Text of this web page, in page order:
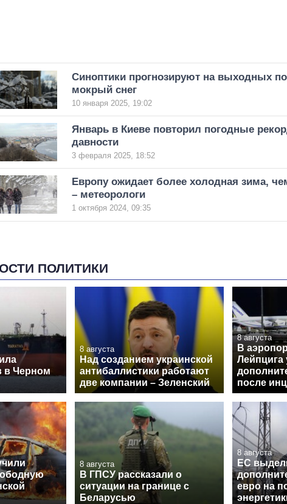
Синоптики прогнозируют на выходных
мокрый снег
10 января 2025, 19:02
Январь в Киеве повторил погодные
давности
3 февраля 2025, 18:52
Европу ожидает более холодная зима,
– метеорологи
1 октября 2024, 09:35
ПОЛИТИКИ
в Черном
8 августа
Над созданием украинской
антибаллистики работают
две компании – Зеленский
8 августа
В
Лейпцига
после
8 августа
В ГПСУ рассказали о
ситуации на границе с
Беларусью
8 августа
ЕС
евро на